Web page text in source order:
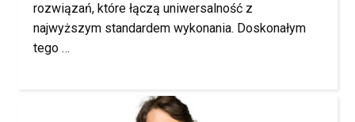
rozwiązań, które łączą uniwersalność z
najwyższym standardem wykonania. Doskonałym
tego …